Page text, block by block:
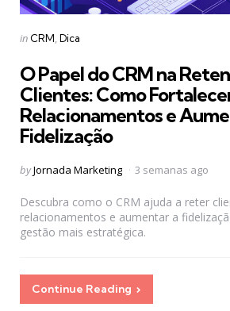
Categories
Posted
in CRM Dica
O Papel do CRM na
Clientes: Como
Relacionamentos e
Fidelização
Posted
byJornada Marketing 3 semanas ago
Descubra como o CRM ajuda a reter
relacionamentos e aumentar a
gestão mais estratégica.
Continue Reading